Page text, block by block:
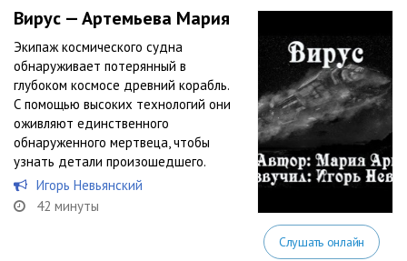
Вирус — Артемьева Мария
Экипаж космического судна
обнаруживает потерянный в
глубоком космосе древний корабль.
С помощью высоких технологий они
оживляют единственного
обнаруженного мертвеца, чтобы
узнать детали произошедшего.
Игорь Невьянский
42 минуты
Слушать онлайн